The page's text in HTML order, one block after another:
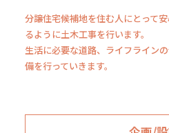
分譲住宅候補地を住む人にとって
るように土木工事を行います。
生活に必要な道路、ライフライン
備を行っていきます。